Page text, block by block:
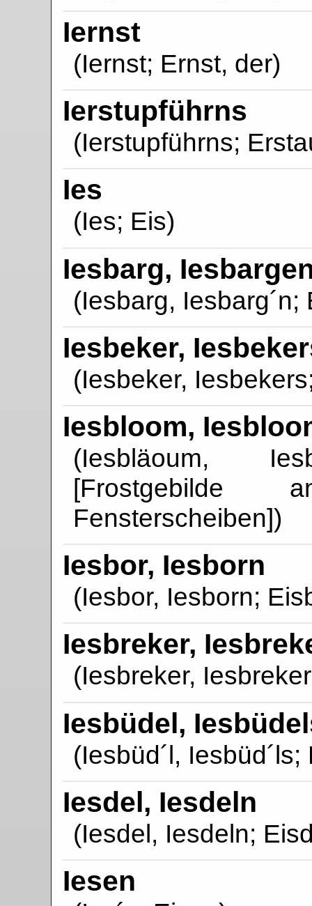
Iernst
(Iernst; Ernst, der)
Ierstupführns
(Ierstupführns;
Ies
(Ies; Eis)
Iesbarg,
(Iesbarg, Iesbarg´n;
Iesbeker,
(Iesbeker,
Iesbloom,
(Iesbläoum,
[Frostgebilde
Fensterscheiben])
Iesbor, Iesborn
(Iesbor, Iesborn;
Iesbreker,
(Iesbreker,
Iesbüdel,
(Iesbüd´l,
Iesdel, Iesdeln
(Iesdel, Iesdeln;
Iesen